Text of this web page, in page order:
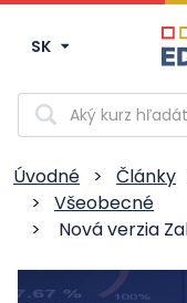
SK
Vyhľadávanie
Úvodné > Články
>
Všeobecné
>
Nová verzia